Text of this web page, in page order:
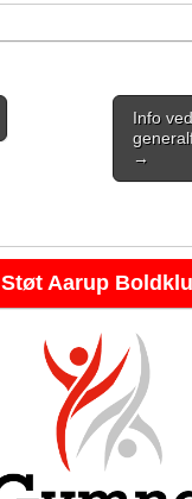
Info
→
Støt Aarup